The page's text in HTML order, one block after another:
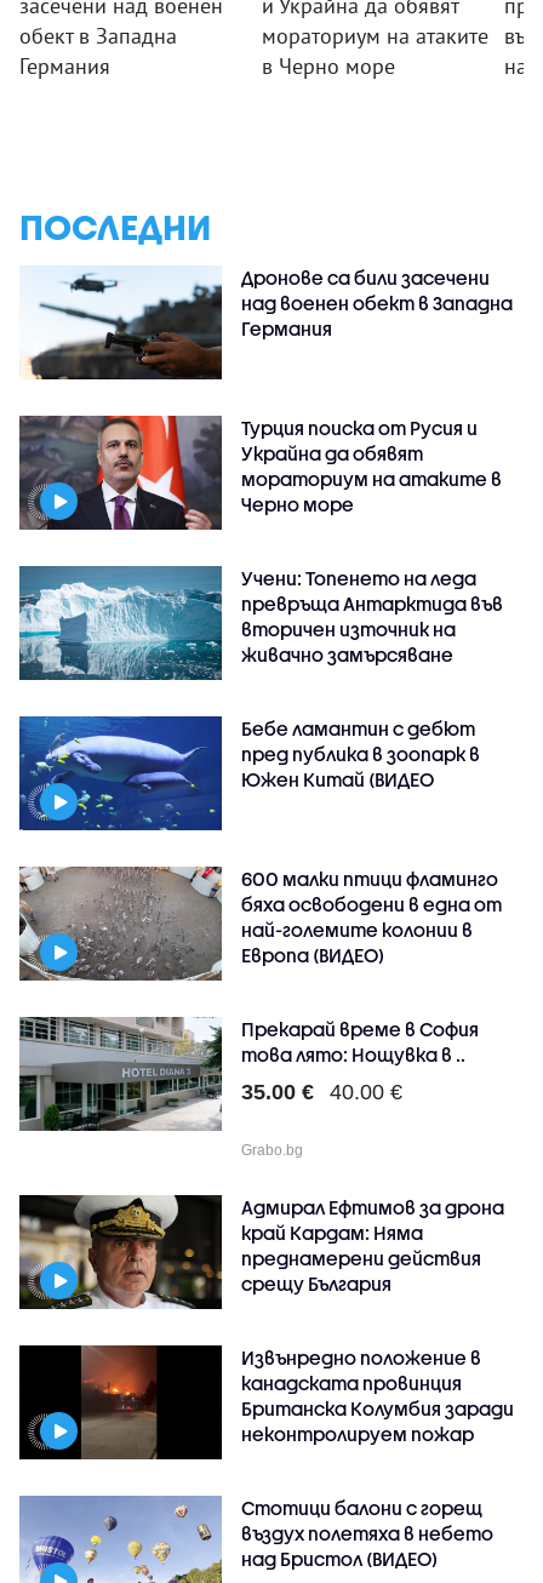
засечени над военен
обект в Западна
Германия
и Украйна да обявят
мораториум на атаките
в Черно море
на
ПОСЛЕДНИ
Дронове са били засечени
над военен обект в Западна
Германия
Турция поиска от Русия и
Украйна да обявят
мораториум на атаките в
Черно море
Учени: Топенето на леда
превръща Антарктида във
вторичен източник на
живачно замърсяване
Бебе ламантин с дебют
пред публика в зоопарк в
Южен Китай (ВИДЕО
600 малки птици фламинго
бяха освободени в една от
най-големите колонии в
Европа (ВИДЕО)
Прекарай време в София
това лято: Нощувка в ..
35.00 € 40.00 €
Grabo.bg
Адмирал Ефтимов за дрона
край Кардам: Няма
преднамерени действия
срещу България
Извънредно положение в
канадската провинция
Британска Колумбия заради
неконтролируем пожар
Стотици балони с горещ
въздух полетяха в небето
над Бристол (ВИДЕО)